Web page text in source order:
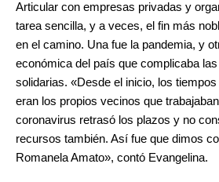
Articular con empresas privadas y
tarea sencilla, y a veces, el fin más
en el camino. Una fue la pandemia, y
económica del país que complicaba
solidarias. «Desde el inicio, los
eran los propios vecinos que
coronavirus retrasó los plazos y no
recursos también. Así fue que dimos
Romanela Amato», contó Evangelina.